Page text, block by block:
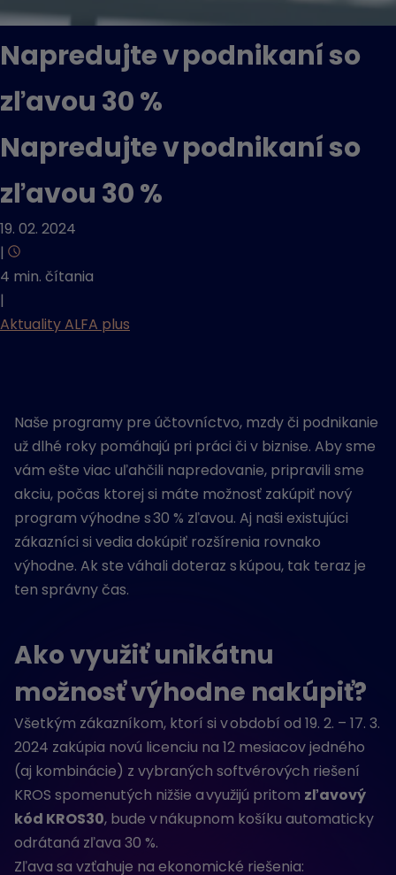
Napredujte v podnikaní so
zľavou 30 %
Napredujte v podnikaní so
zľavou 30 %
19. 02. 2024
|
4 min. čítania
|
Aktuality ALFA plus
Naše programy pre účtovníctvo, mzdy či podnikanie
už dlhé roky pomáhajú pri práci či v biznise. Aby sme
vám ešte viac uľahčili napredovanie, pripravili sme
akciu, počas ktorej si máte možnosť zakúpiť nový
program výhodne s 30 % zľavou. Aj naši existujúci
zákazníci si vedia dokúpiť rozšírenia rovnako
výhodne. Ak ste váhali doteraz s kúpou, tak teraz je
ten správny čas.
Ako využiť unikátnu
možnosť výhodne nakúpiť?
Všetkým zákazníkom, ktorí si v období od 19. 2. – 17. 3.
2024 zakúpia novú licenciu na 12 mesiacov jedného
(aj kombinácie) z vybraných softvérových riešení
KROS spomenutých nižšie a využijú pritom zľavový
kód KROS30, bude v nákupnom košíku automaticky
odrátaná zľava 30 %.
Zľava sa vzťahuje na ekonomické riešenia: